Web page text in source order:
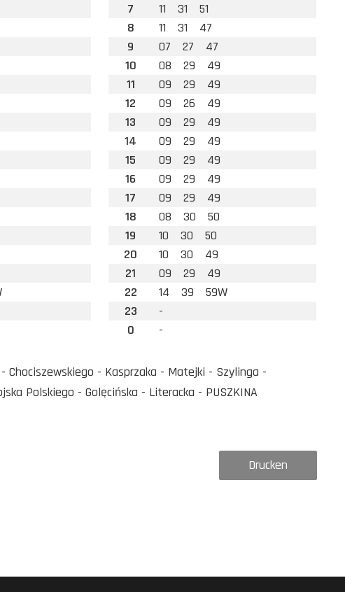
7
11 31
51
8
11 31
47
9
07 27
47
10
08 29
49
11
09 29
49
12
09 26
49
13
09 29
49
14
09 29
49
15
09 29
49
16
09 29
49
17
09 29
49
18
08 30
50
19
10 30
50
20
10 30
49
21
09 29
49
22
14 39
59W
23
-
0
-
Chociszewskiego - Kasprzaka - Matejki - Szylinga -
Polskiego - Golęcińska - Literacka - PUSZKINA
Drucken